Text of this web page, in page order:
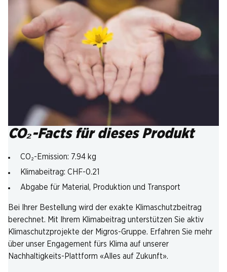
CO₂-Facts für dieses Produkt
CO₂-Emission: 7.94 kg
Klimabeitrag: CHF-0.21
Abgabe für Material, Produktion und Transport
Bei Ihrer Bestellung wird der exakte Klimaschutzbeitrag
berechnet. Mit Ihrem Klimabeitrag unterstützen Sie aktiv
Klimaschutzprojekte der Migros-Gruppe. Erfahren Sie mehr
über unser Engagement fürs Klima auf unserer
Nachhaltigkeits-Plattform «Alles auf Zukunft».